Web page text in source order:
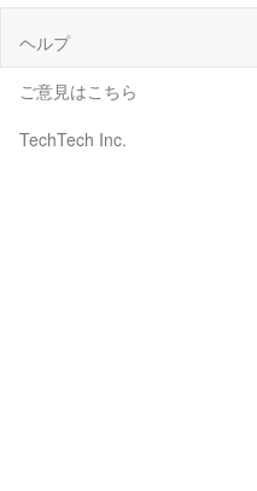
ヘルプ
ご意見はこちら
TechTech Inc.